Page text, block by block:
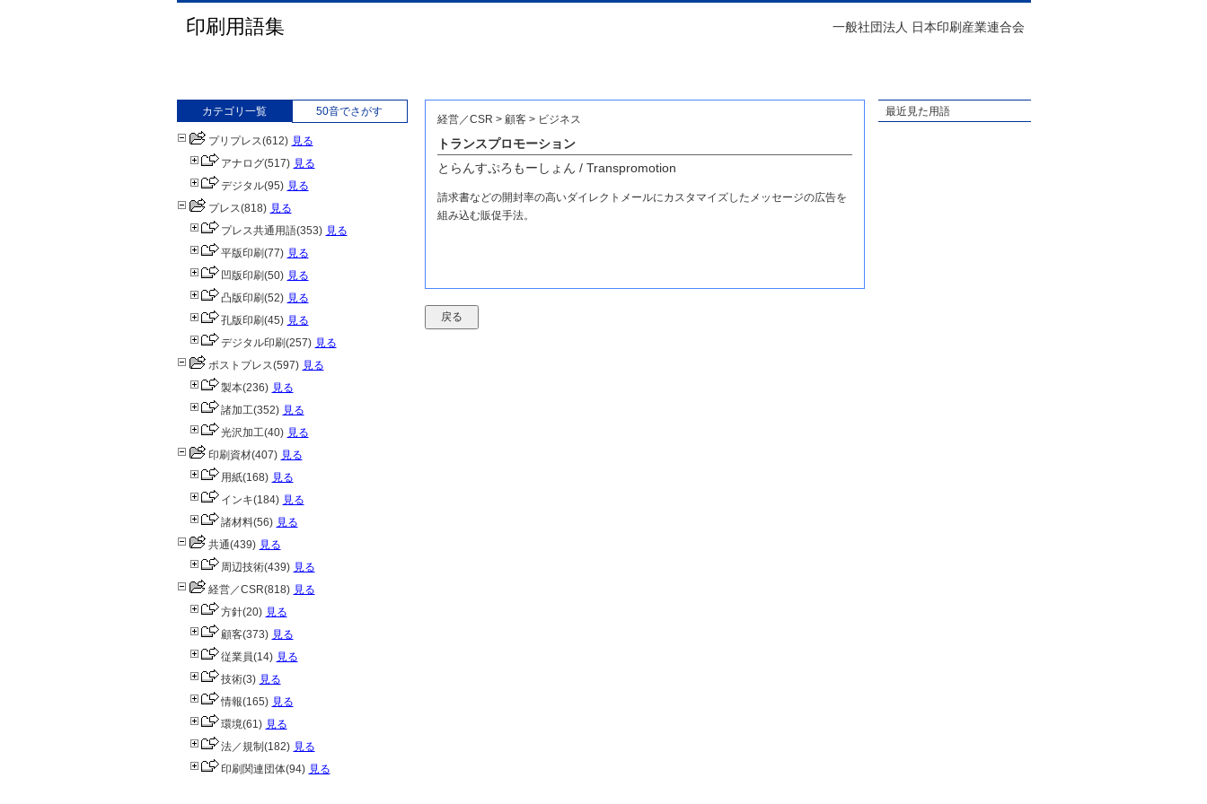
印刷用語集 一般社団法人 日本印刷産業連合会
カテゴリ一覧 50音でさがす
プリプレス(612) 見る
アナログ(517) 見る
デジタル(95) 見る
プレス(818) 見る
プレス共通用語(353) 見る
平版印刷(77) 見る
凹版印刷(50) 見る
凸版印刷(52) 見る
孔版印刷(45) 見る
デジタル印刷(257) 見る
ポストプレス(597) 見る
製本(236) 見る
諸加工(352) 見る
光沢加工(40) 見る
印刷資材(407) 見る
用紙(168) 見る
インキ(184) 見る
諸材料(56) 見る
共通(439) 見る
周辺技術(439) 見る
経営／CSR(818) 見る
方針(20) 見る
顧客(373) 見る
従業員(14) 見る
技術(3) 見る
情報(165) 見る
環境(61) 見る
法／規制 (182) 見る
印刷関連団体(94) 見る
経営／CSR > 顧客 > ビジネス
トランスプロモーション
とらんすぷろもーしょん / Transpromotion
請求書などの開封率の高いダイレクトメールにカスタマイズしたメッセージの広告を
組み込む販促手法。
最近見た用語